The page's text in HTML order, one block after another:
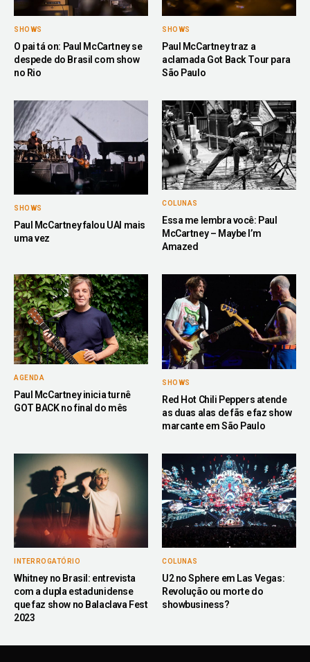
SHOWS
O pai tá on: Paul McCartney se
despede do Brasil com show
no Rio
SHOWS
Paul McCartney traz a
aclamada Got Back Tour para
São Paulo
SHOWS
Paul McCartney falou UAI mais
uma vez
COLUNAS
Essa me lembra você: Paul
McCartney – Maybe I’m
Amazed
AGENDA
Paul McCartney inicia turnê
GOT BACK no final do mês
SHOWS
Red Hot Chili Peppers atende
as duas alas de fãs e faz show
marcante em São Paulo
INTERROGATÓRIO
Whitney no Brasil: entrevista
com a dupla estadunidense
que faz show no Balaclava Fest
2023
COLUNAS
U2 no Sphere em Las Vegas:
Revolução ou morte do
showbusiness?